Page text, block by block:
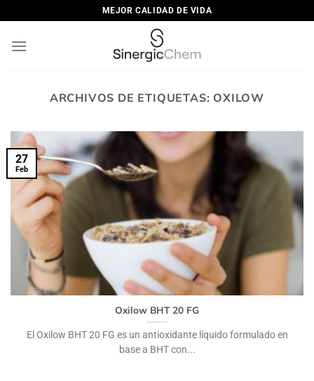
al
contenido
MEJOR CALIDAD DE VIDA
ARCHIVOS DE ETIQUETAS: OXILOW
Oxilow BHT 20 FG
El Oxilow BHT 20 FG es un antioxidante líquido formulado en
base a BHT con...
27
Feb